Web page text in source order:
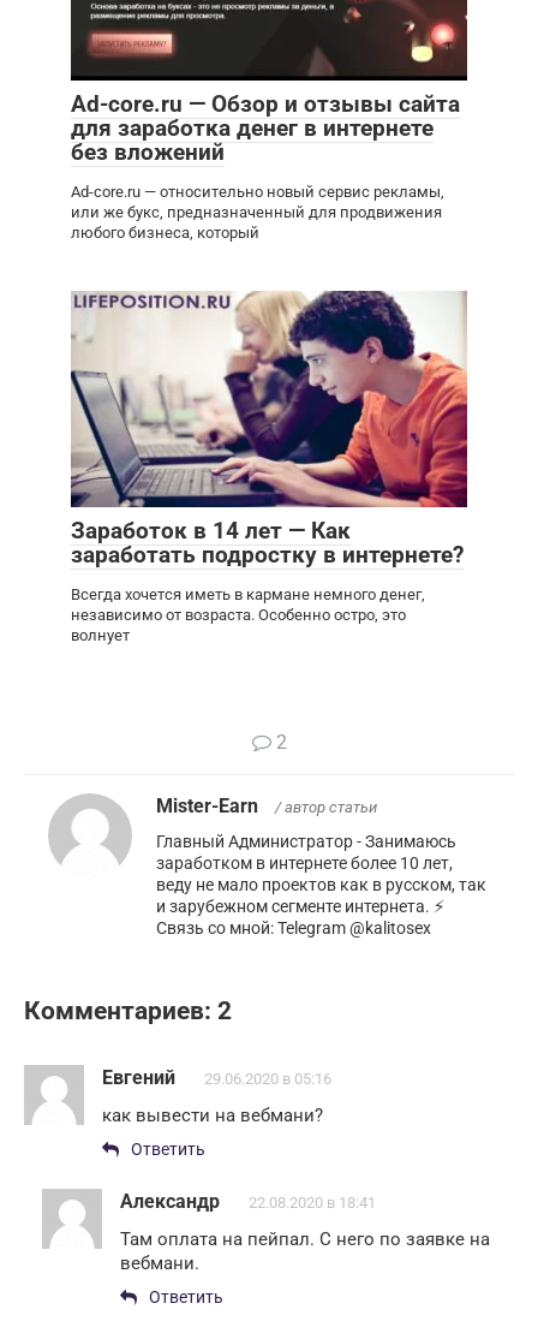
Ad-core.ru — Обзор и отзывы сайта
для заработка денег в интернете
без вложений
Ad-core.ru — относительно новый сервис рекламы,
или же букс, предназначенный для продвижения
любого бизнеса, который
Заработок в 14 лет — Как
заработать подростку в интернете?
Всегда хочется иметь в кармане немного денег,
независимо от возраста. Особенно остро, это
волнует
2
Mister-Earn / автор статьи
Главный Администратор - Занимаюсь
заработком в интернете более 10 лет,
веду не мало проектов как в русском, так
и зарубежном сегменте интернета. ⚡️
Связь со мной: Telegram @kalitosex
Комментариев: 2
Евгений 29.06.2020 в 05:16
как вывести на вебмани?
Ответить
Александр 22.08.2020 в 18:41
Там оплата на пейпал. С него по заявке на
вебмани.
Ответить